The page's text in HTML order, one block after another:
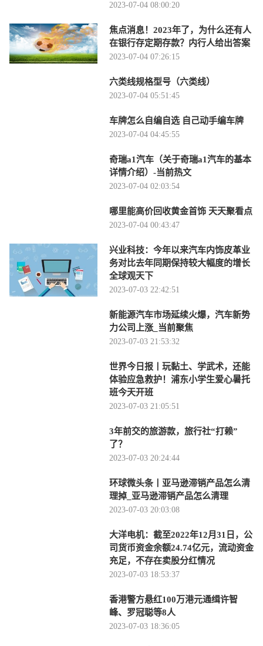
2023-07-04 08:00:20
焦点消息！2023年了，为什么还有人
在银行存定期存款？内行人给出答案
2023-07-04 07:26:15
六类线规格型号（六类线）
2023-07-04 05:51:45
车牌怎么自编自选 自己动手编车牌
2023-07-04 04:45:55
奇瑞a1汽车（关于奇瑞a1汽车的基本
详情介绍）-当前热文
2023-07-04 02:03:54
哪里能高价回收黄金首饰 天天聚看点
2023-07-04 00:43:47
兴业科技：今年以来汽车内饰皮革业
务对比去年同期保持较大幅度的增长
全球观天下
2023-07-03 22:42:51
新能源汽车市场延续火爆，汽车新势
力公司上涨_当前聚焦
2023-07-03 21:53:32
世界今日报丨玩黏土、学武术，还能
体验应急救护！浦东小学生爱心暑托
班今天开班
2023-07-03 21:05:51
3年前交的旅游款，旅行社“打赖”
了？
2023-07-03 20:24:44
环球微头条丨亚马逊滞销产品怎么清
理掉_亚马逊滞销产品怎么清理
2023-07-03 20:03:08
大洋电机：截至2022年12月31日，公
司货币资金余额24.74亿元，流动资金
充足，不存在卖股分红情况
2023-07-03 18:53:37
香港警方悬红100万港元通缉许智
峰、罗冠聪等8人
2023-07-03 18:36:05